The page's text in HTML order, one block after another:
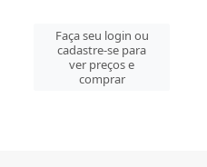
Faça seu login ou
cadastre-se para
ver preços e
comprar